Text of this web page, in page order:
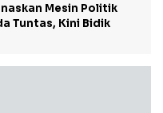
Mesin Politik
Tuntas, Kini Bidik